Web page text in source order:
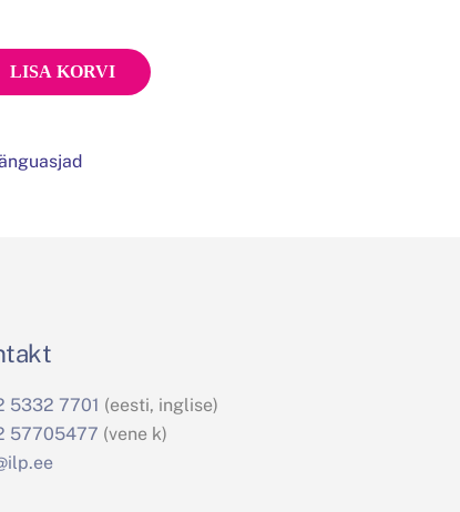
LISA KORVI
5332 7701 (eesti, inglise)
57705477 (vene k)